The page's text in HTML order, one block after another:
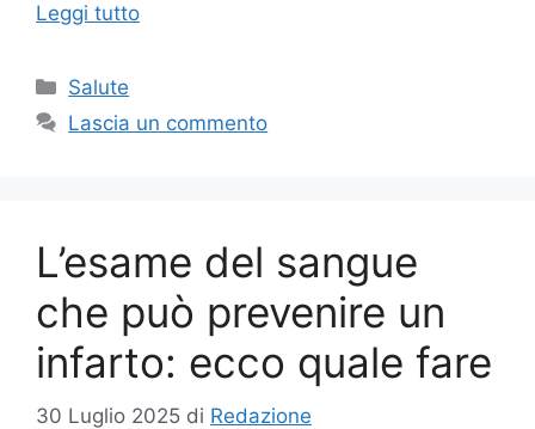
Leggi tutto
Categorie
Salute
Lascia un commento
L’esame del sangue
che può prevenire un
infarto: ecco quale fare
30 Luglio 2025 di Redazione